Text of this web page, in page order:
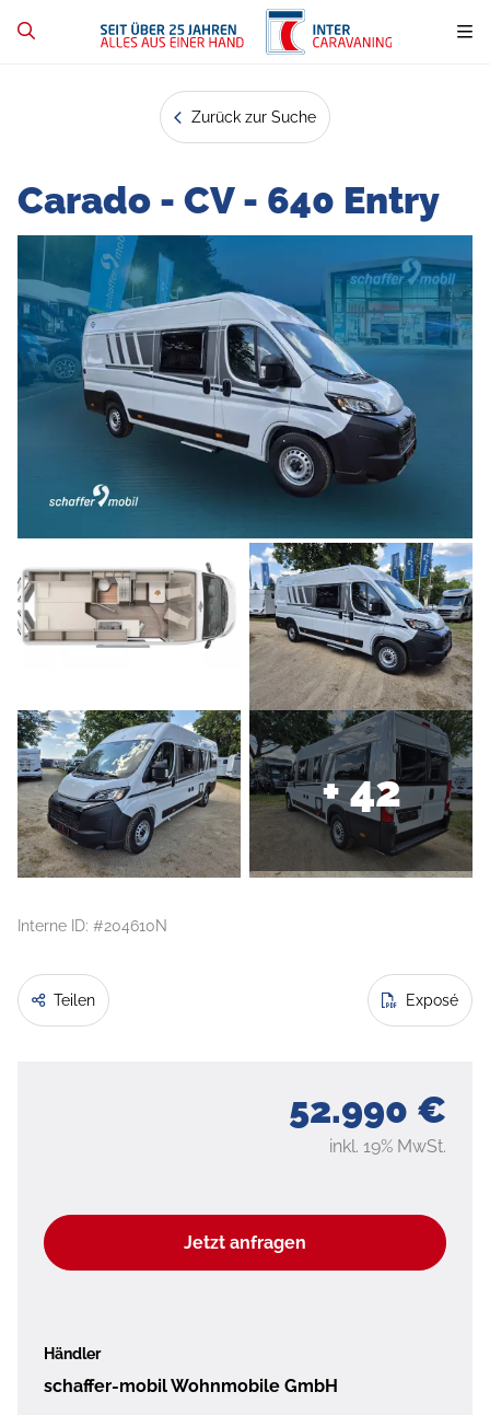
Zurück zur Suche
Carado - CV - 640 Entry
+ 42
Interne ID: #204610N
Teilen Exposé
52.990 €
inkl. 19% MwSt.
Jetzt anfragen
Händler
schaffer-mobil Wohnmobile GmbH